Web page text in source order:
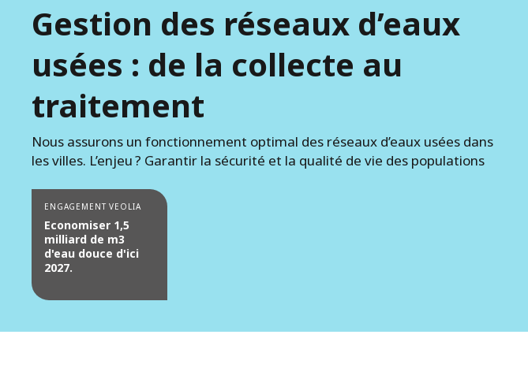
CAMPUS
FONDATION
INSTITUT
AMÉRIQUE LATINE
Gestion des réseaux d’eaux
usées : de la collecte au
traitement
Nous assurons un fonctionnement optimal des réseaux d’eaux usées dans
les villes. L’enjeu ? Garantir la sécurité et la qualité de vie des populations
ENGAGEMENT VEOLIA
Economiser 1,5
milliard de m3
d'eau douce d'ici
2027.